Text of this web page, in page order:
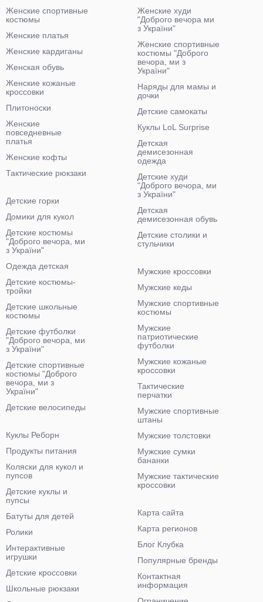
Женские спортивные
костюмы
Женские платья
Женские кардиганы
Женская обувь
Женские кожаные
кроссовки
Плитоноски
Женские
повседневные
платья
Женские кофты
Тактические рюкзаки
Женские худи
"Доброго вечора ми
з України"
Женские спортивные
костюмы "Доброго
вечора, ми з
України"
Наряды для мамы и
дочки
Детские самокаты
Куклы LoL Surprise
Детская
демисезонная
одежда
Детские худи
"Доброго вечора, ми
з України"
Детская
демисезонная обувь
Детские столики и
стульчики
Детские горки
Домики для кукол
Детские костюмы
"Доброго вечора, ми
з України"
Одежда детская
Детские костюмы-
тройки
Детские школьные
костюмы
Детские футболки
"Доброго вечора, ми
з України"
Детские спортивные
костюмы "Доброго
вечора, ми з
України"
Детские велосипеды
Мужские кроссовки
Мужские кеды
Мужские спортивные
костюмы
Мужские
патриотические
футболки
Мужские кожаные
кроссовки
Тактические
перчатки
Мужские спортивные
штаны
Мужские толстовки
Мужские сумки
бананки
Мужские тактические
кроссовки
Куклы Реборн
Продукты питания
Коляски для кукол и
пупсов
Детские куклы и
пупсы
Батуты для детей
Ролики
Интерактивные
игрушки
Детские кроссовки
Школьные рюкзаки
Карта сайта
Карта регионов
Блог Клубка
Популярные бренды
Контактная
информация